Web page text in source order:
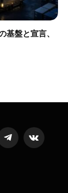
盤と宣言、
TelegramVKontakte